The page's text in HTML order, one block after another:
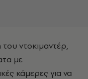
ντοκιμαντέρ,
με
κάμερες για να